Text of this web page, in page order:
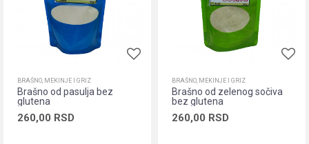
BRAŠNO, MEKINJE I GRIZ
Brašno od pasulja bez
glutena
260,00 RSD
BRAŠNO, MEKINJE I GRIZ
Brašno od zelenog sočiva
bez glutena
260,00 RSD